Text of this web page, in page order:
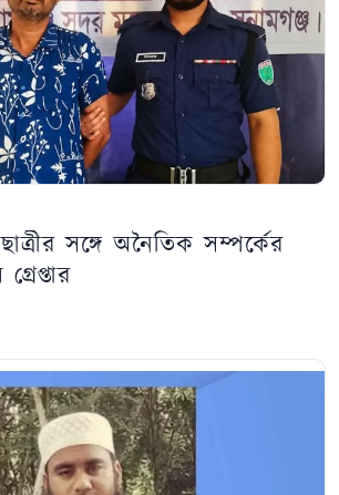
সঙ্গে অনৈতিক সম্পর্কের